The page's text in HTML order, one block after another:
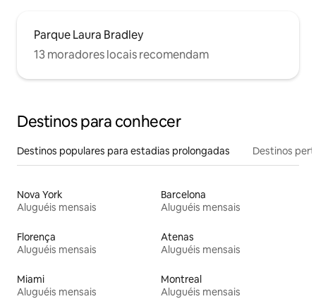
Parque Laura Bradley
13 moradores locais recomendam
Destinos para conhecer
Destinos populares para estadias prolongadas Destinos
Nova York
Aluguéis mensais
Barcelona
Aluguéis mensais
Florença
Aluguéis mensais
Atenas
Aluguéis mensais
Miami
Aluguéis mensais
Montreal
Aluguéis mensais